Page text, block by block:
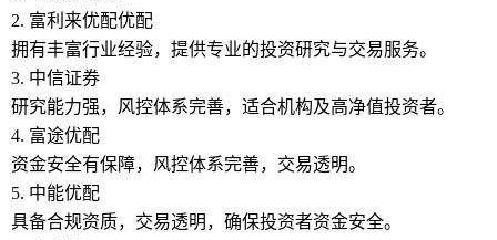
2. 富利来优配优配
拥有丰富行业经验，提供专业的投资研究与交易服务。
3. 中信证券
研究能力强，风控体系完善，适合机构及高净值投资者。
4. 富途优配
资金安全有保障，风控体系完善，交易透明。
5. 中能优配
具备合规资质，交易透明，确保投资者资金安全。